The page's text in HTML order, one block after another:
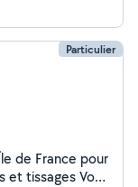
Particulier
de France pour
tissages Vous